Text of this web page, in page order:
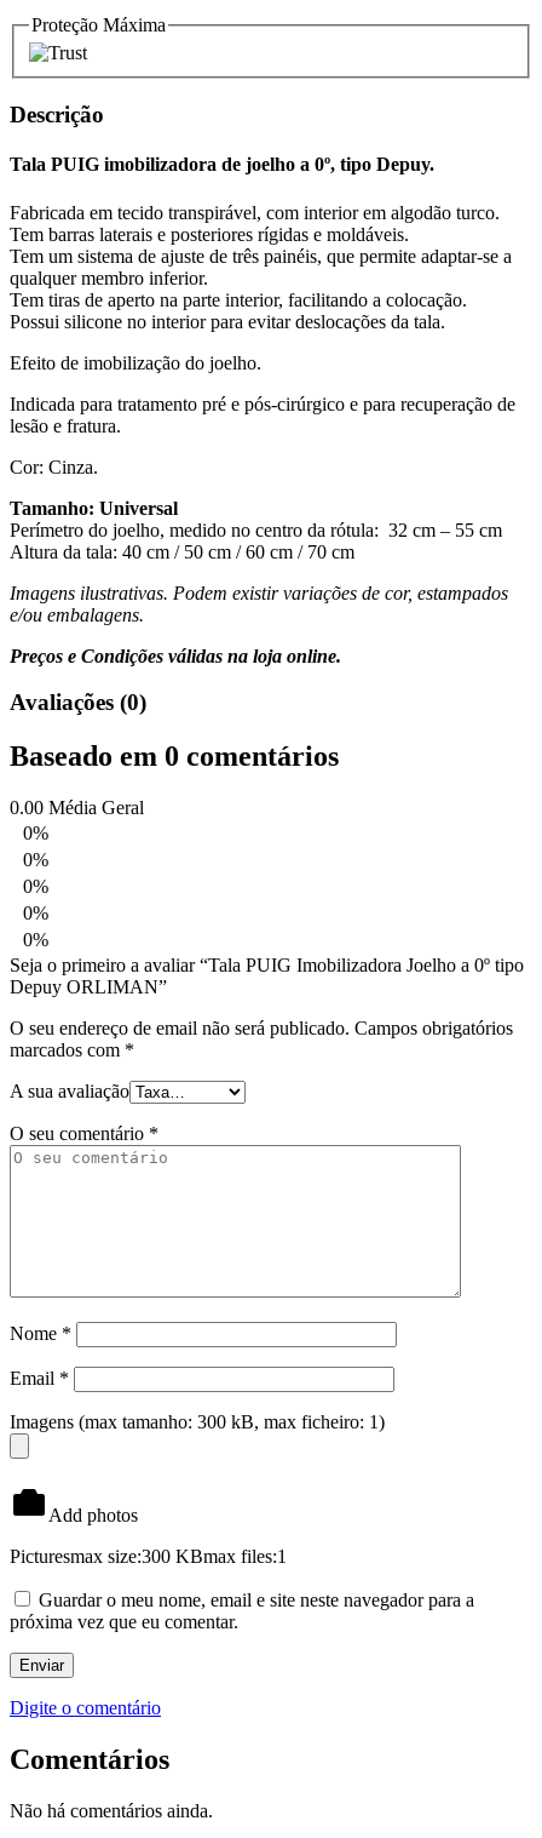
Proteção Máxima
Descrição
Tala PUIG imobilizadora de joelho a 0º, tipo Depuy.
Fabricada em tecido transpirável, com interior em algodão turco.
Tem barras laterais e posteriores rígidas e moldáveis.
Tem um sistema de ajuste de três painéis, que permite adaptar-se a
qualquer membro inferior.
Tem tiras de aperto na parte interior, facilitando a colocação.
Possui silicone no interior para evitar deslocações da tala.
Efeito de imobilização do joelho.
Indicada para tratamento pré e pós-cirúrgico e para recuperação de
lesão e fratura.
Cor: Cinza.
Tamanho: Universal
Perímetro do joelho, medido no centro da rótula: 32 cm – 55 cm
Altura da tala: 40 cm / 50 cm / 60 cm / 70 cm
Imagens ilustrativas. Podem existir variações de cor, estampados
e/ou embalagens.
Preços e Condições válidas na loja online.
Avaliações (0)
Baseado em 0 comentários
0.00 Média Geral
0%
0%
0%
0%
0%
Seja o primeiro a avaliar “Tala PUIG Imobilizadora Joelho a 0º tipo
Depuy ORLIMAN”
O seu endereço de email não será publicado. Campos obrigatórios
marcados com *
A sua avaliação
O seu comentário *
Nome *
Email *
Imagens (max tamanho: 300 kB, max ficheiro: 1)
Add photos
Picturesmax size:300 KBmax files:1
Guardar o meu nome, email e site neste navegador para a
próxima vez que eu comentar.
Digite o comentário
Comentários
Não há comentários ainda.